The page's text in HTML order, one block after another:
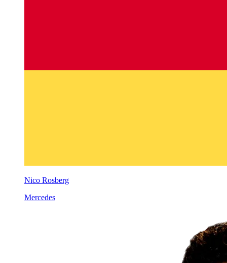
Nico Rosberg
Mercedes